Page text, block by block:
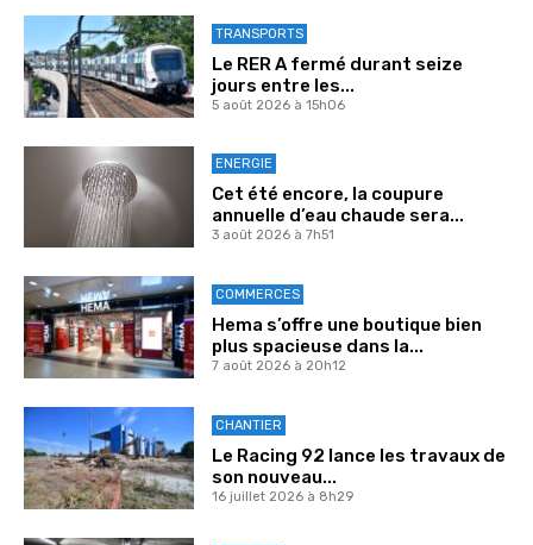
TRANSPORTS
Le RER A fermé durant seize
jours entre les...
5 août 2026 à 15h06
ENERGIE
Cet été encore, la coupure
annuelle d’eau chaude sera...
3 août 2026 à 7h51
COMMERCES
Hema s’offre une boutique bien
plus spacieuse dans la...
7 août 2026 à 20h12
CHANTIER
Le Racing 92 lance les travaux de
son nouveau...
16 juillet 2026 à 8h29